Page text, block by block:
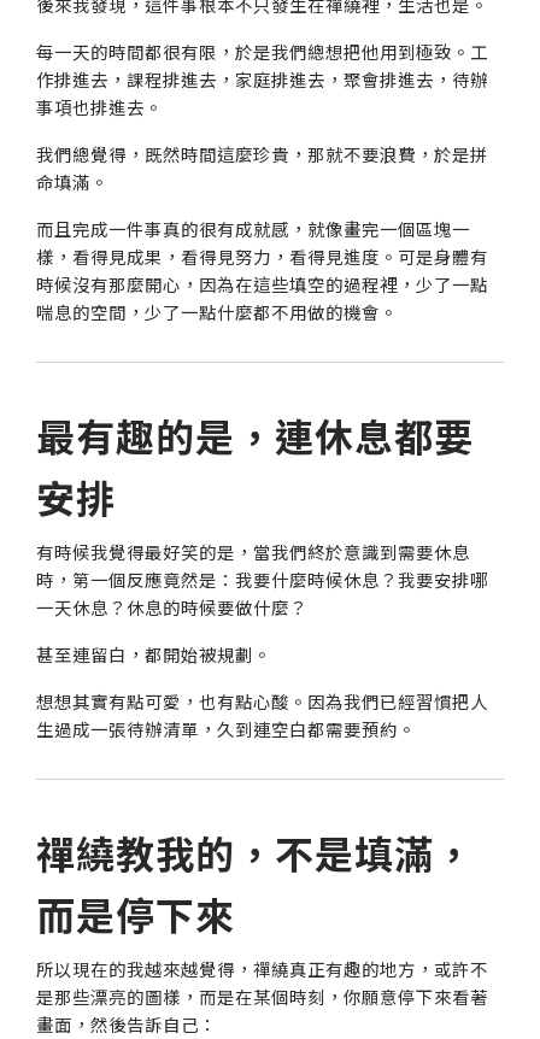
每一天的時間都很有限，於是我們總想把他用到極致。工
作排進去，課程排進去，家庭排進去，聚會排進去，待辦
事項也排進去。
我們總覺得，既然時間這麼珍貴，那就不要浪費，於是拼
命填滿。
而且完成一件事真的很有成就感，就像畫完一個區塊一
樣，看得見成果，看得見努力，看得見進度。可是身體有
時候沒有那麼開心，因為在這些填空的過程裡，少了一點
喘息的空間，少了一點什麼都不用做的機會。
最有趣的是，連休息都要
安排
有時候我覺得最好笑的是，當我們終於意識到需要休息
時，第一個反應竟然是：我要什麼時候休息？我要安排哪
一天休息？休息的時候要做什麼？
甚至連留白，都開始被規劃。
想想其實有點可愛，也有點心酸。因為我們已經習慣把人
生過成一張待辦清單，久到連空白都需要預約。
禪繞教我的，不是填滿，
而是停下來
所以現在的我越來越覺得，禪繞真正有趣的地方，或許不
是那些漂亮的圖樣，而是在某個時刻，你願意停下來看著
畫面，然後告訴自己：